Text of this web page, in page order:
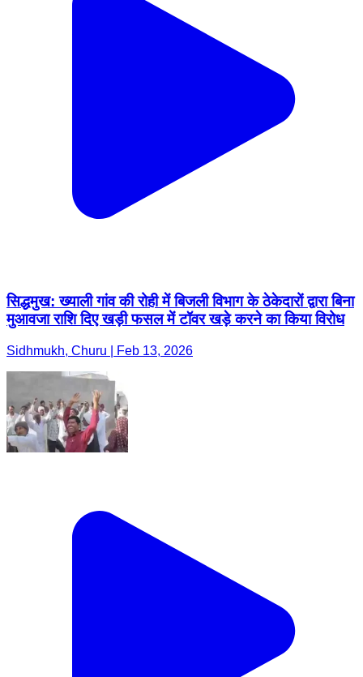
सिद्धमुख: ख्याली गांव की रोही में बिजली विभाग के ठेकेदारों द्वारा बिना
मुआवजा राशि दिए खड़ी फसल में टॉवर खड़े करने का किया विरोध
Sidhmukh, Churu | Feb 13, 2026